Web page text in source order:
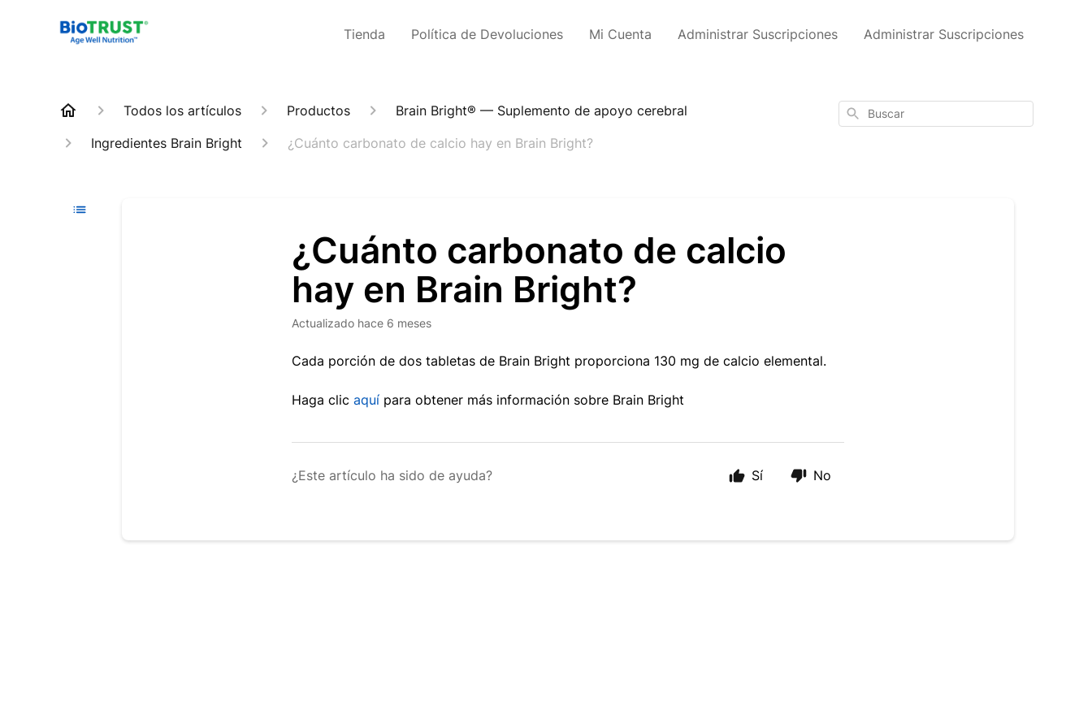
Tienda Política de Devoluciones Mi Cuenta Administrar Suscripciones Administrar Suscripciones
Todos los artículos Productos
Brain Bright® — Suplemento de apoyo cerebral
Ingredientes Brain Bright
¿Cuánto carbonato de calcio hay en Brain Bright?
Buscar
¿Cuánto carbonato de calcio
hay en Brain Bright?
Actualizado hace 6 meses
Cada porción de dos tabletas de Brain Bright proporciona 130 mg de calcio elemental.
Haga clicaquí para obtener más información sobre Brain Bright
¿Este artículo ha sido de ayuda? Sí No